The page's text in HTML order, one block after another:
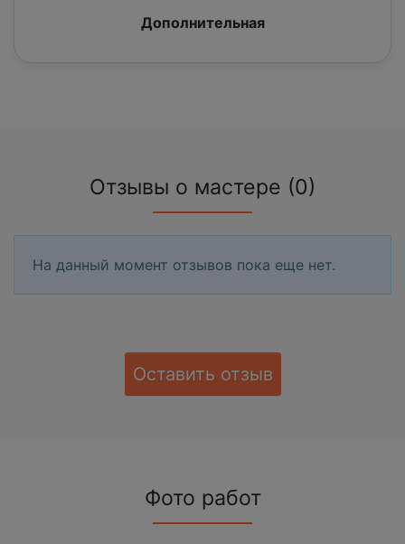
Дополнительная
Отзывы о мастере (0)
На данный момент отзывов пока еще нет.
Оставить отзыв
Фото работ